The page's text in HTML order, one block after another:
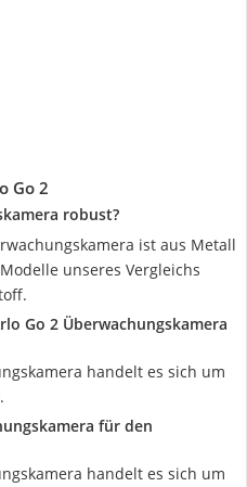
Go 2
robust?
ist aus Metall
unseres Vergleichs
Go 2 Überwachungskamera
handelt es sich um
für den
handelt es sich um